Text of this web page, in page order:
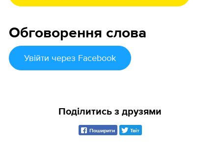
Обговорення слова
Увійти через Facebook
Поділитись з друзями
Поширити Твіт